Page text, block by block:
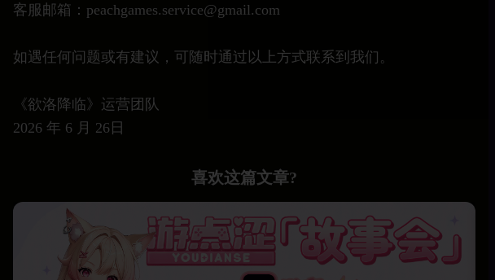
客服邮箱：peachgames.service@gmail.com
如遇任何问题或有建议，可随时通过以上方式联系到我们。
《欲洛降临》运营团队
2026 年 6 月 26日
喜欢这篇文章?